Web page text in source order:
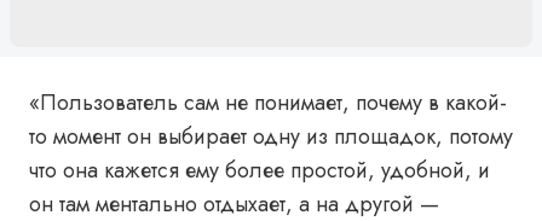
«Пользователь сам не понимает, почему в какой-
то момент он выбирает одну из площадок, потому
что она кажется ему более простой, удобной, и
он там ментально отдыхает, а на другой —